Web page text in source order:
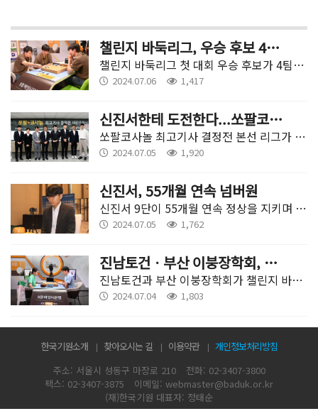
챌린지 바둑리그, 우승 후보 4팀으로 압축
챌린지 바둑리그 첫 대회 우승 후보가 4팀으로 압축됐다.5일 한국기원에서 열린 2024 KB국민은행 챌린지 바둑리그 준플레이오프에서 좌은그룹 사이버오로가 진남토건을, 혁기그룹 바둑의 품격이 부산 이붕장학회에 승리하고 우승 도전을 이어가게 됐다.
2024.07.06 1,417
신진서한테 도전한다...쏘팔코사놀 도전권 주인은?
쏘팔코사놀 최고기사 결정전 본선 리그가 마지막 라운드만을 남겼다.
2024.07.05 1,920
신진서, 55개월 연속 넘버원
신진서 9단이 55개월 연속 정상을 지키며 1위 기록을 이어갔다.
2024.07.05 1,762
진남토건ㆍ부산 이붕장학회, 챌린지리그 준PO진출
진남토건과 부산 이붕장학회가 챌린지 바둑리그 첫 포스트시즌에 첫 승을 거뒀다. 4일 한국기원에서 열린 2024 KB국민은행 챌린지 바둑리그 준준플레이오프에서 진남토건이 부강테크를, 부산 이붕장학회가 한종진바둑도장을 각각 2-0으로 꺾고 준플레이오프로 올라섰다.
2024.07.04 1,803
한국기원소개 찾아오시는 길 이용약관
개인정보처리방침
주소: 서울시 성동구 마장로 210
전화: 02-3407-3800
팩스: 02-3407-3875
이메일: webmaster@baduk.or.kr
(재)한국기원 대표자: 정태순